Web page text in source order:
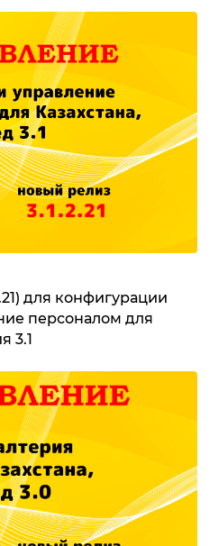
для конфигурации
персоналом для
3.1